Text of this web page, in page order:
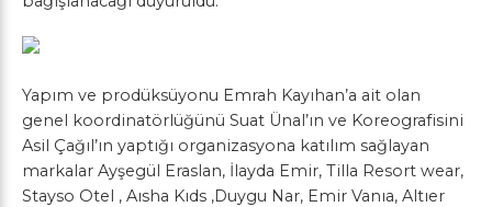
Yapım ve prodüksüyonu Emrah Kayıhan’a ait olan
genel koordinatörlüğünü Suat Ünal’ın ve Koreografisini
Asil Çağıl’ın yaptığı organizasyona katılım sağlayan
markalar Ayşegül Eraslan, İlayda Emir, Tilla Resort wear,
Stayso Otel , Aısha Kıds ,Duygu Nar, Emir Vanıa, Altıer